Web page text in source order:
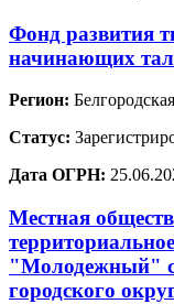
Фонд развития
начинающих
Регион:
Статус:
Дата ОГРН:
Местная
"Молодежный"
городского